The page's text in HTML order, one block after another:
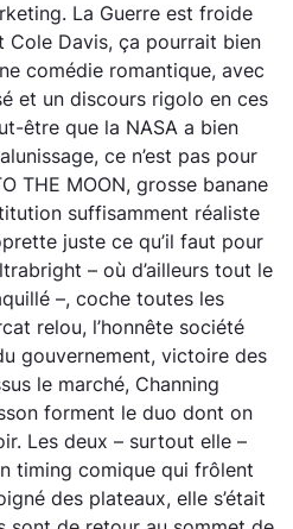
La Guerre est froide
Cole Davis, ça pourrait bien
comédie romantique, avec
et un discours rigolo en ces
être que la NASA a bien
ce n’est pas pour
THE MOON, grosse banane
suffisamment réaliste
juste ce qu’il faut pour
– où d’ailleurs tout le
–, coche toutes les
relou, l’honnête société
gouvernement, victoire des
le marché, Channing
forment le duo dont on
Les deux – surtout elle –
timing comique qui frôlent
des plateaux, elle s’était